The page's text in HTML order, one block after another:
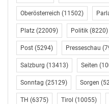
Oberösterreich (11502)
Platz (22009) Politik (8220)
Post (5294) Presseschau
Salzburg (13413) Seiten
Sonntag (25129) Sorgen
TH (6375) Tirol (10055)